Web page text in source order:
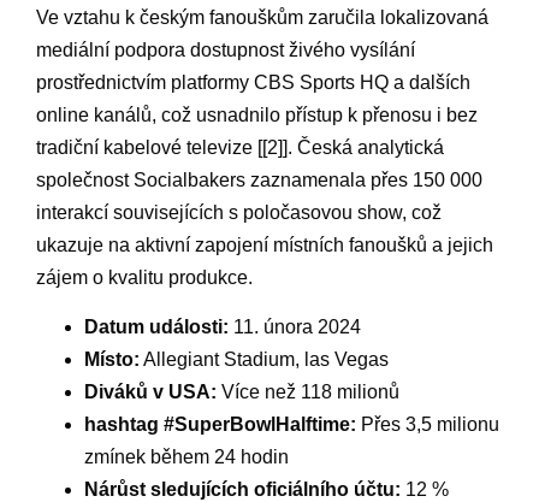
Ve vztahu k českým‌ fanouškům zaručila lokalizovaná
⁣mediální podpora ⁢dostupnost živého vysílání ​
prostřednictvím platformy CBS⁣ Sports HQ a dalších
online kanálů, což usnadnilo přístup k⁢ přenosu i bez
tradiční ‍kabelové televize [[2]]. Česká analytická
společnost Socialbakers ‌zaznamenala‍ přes 150 000
interakcí souvisejících s poločasovou show, ⁣což
ukazuje na aktivní zapojení místních fanoušků a jejich
zájem o kvalitu produkce.
Datum události: 11. ⁤února‌ 2024
Místo: Allegiant Stadium, las Vegas
Diváků v USA: Více než 118 milionů
hashtag #SuperBowlHalftime: Přes 3,5 milionu
zmínek během 24 hodin
Nárůst‌ sledujících oficiálního účtu: ‍12 %